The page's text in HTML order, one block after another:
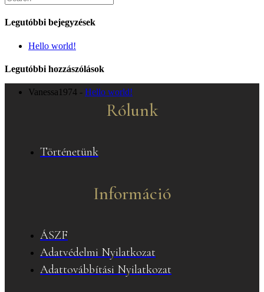
for:
Legutóbbi bejegyzések
Hello world!
Legutóbbi hozzászólások
Vanessa1974 - Hello world!
Rólunk
Történetünk
Információ
ÁSZF
Adatvédelmi Nyilatkozat
Adattovábbítási Nyilatkozat